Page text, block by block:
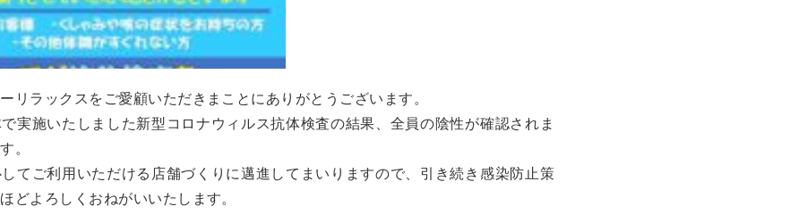
リラックスをご愛顧いただきまことにありがとうございます。
実施いたしました新型コロナウィルス抗体検査の結果、全員の陰性が確認されま
。
てご利用いただける店舗づくりに邁進してまいりますので、引き続き感染防止策
どよろしくおねがいいたします。